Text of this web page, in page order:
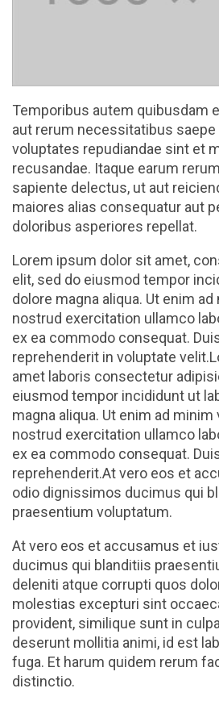
Temporibus autem quibusdam
aut rerum necessitatibus
voluptates repudiandae sint et
recusandae. Itaque earum
sapiente delectus, ut aut
maiores alias consequatur aut
doloribus asperiores repellat.
Lorem ipsum dolor sit amet,
elit, sed do eiusmod tempor
dolore magna aliqua. Ut enim
nostrud exercitation ullamco
ex ea commodo consequat.
reprehenderit in voluptate
amet laboris consectetur
eiusmod tempor incididunt ut
magna aliqua. Ut enim ad minim
nostrud exercitation ullamco
ex ea commodo consequat.
reprehenderit.At vero eos et
odio dignissimos ducimus qui
praesentium voluptatum.
At vero eos et accusamus et
ducimus qui blanditiis
deleniti atque corrupti quos
molestias excepturi sint
provident, similique sunt in
deserunt mollitia animi, id est
fuga. Et harum quidem rerum
distinctio.